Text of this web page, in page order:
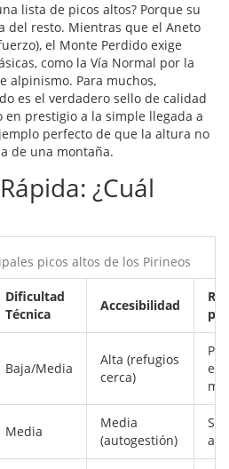
lista de picos altos? Porque su
del resto. Mientras que el Aneto
el Monte Perdido exige
como la Vía Normal por la
alpinismo. Para muchos,
es el verdadero sello de calidad
en prestigio a la simple llegada a
perfecto de que la altura no
de una montaña.
¿Cuál
picos altos de los Pirineos
Dificultad
Técnica
Accesibilidad
Baja/Media
Alta (refugios
cerca)
en
Media
Media
(autogestión)